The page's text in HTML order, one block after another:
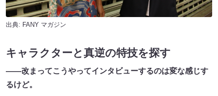
出典: FANY マガジン
キャラクターと真逆の特技を探す
――改まってこうやってインタビューするのは変な感じす
るけど。